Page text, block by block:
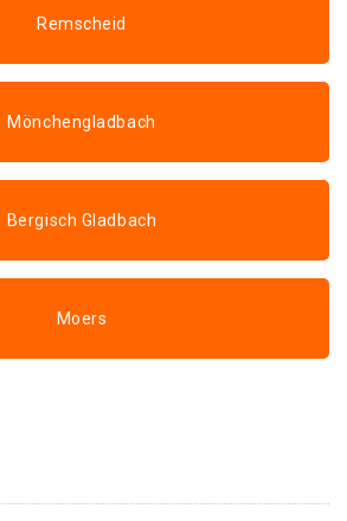
Remscheid
Mönchengladbach
Bergisch Gladbach
Moers